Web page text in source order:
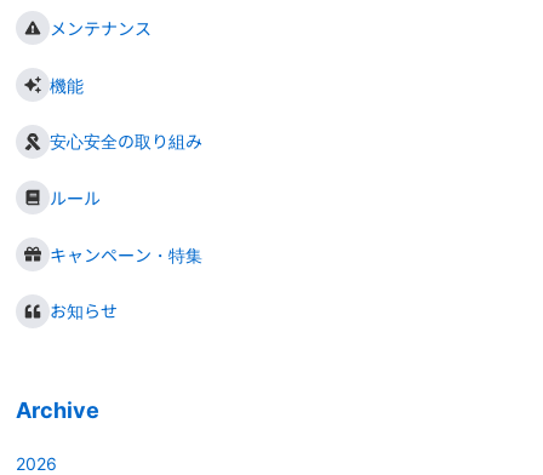
メンテナンス
機能
安心安全の取り組み
ルール
キャンペーン・特集
お知らせ
Archive
2026